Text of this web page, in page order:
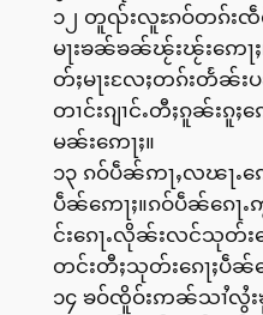
၁၂ တူၺ်းလူႊၵဝ်တၵ်းၸဵ
မႃးၶၼ်ၶၼ်ၽႂ်းၽႂ်းဢေႃ
တ်ႈမႃးလႄႈတၵ်းတႅၼ်း
တၢင်းၵျၢင်ႉတီႈၵူၼ်းၵူႈ
မၼ်းဢေႃႈ။
၁၃ ၵဝ်ပဵၼ်ဢႃႇလၽႃႉဢေ
ပဵၼ်ဢေႃႈ။ၵဝ်ပဵၼ်ၵေ
င်းၵေႃႉလိုၼ်းလင်သုတ်း
တင်းတီႈသုတ်းၵေႃႈပဵၼ်ဢ
၁၄ ၶဝ်ၸိူဝ်းဢၼ်သၢႆလွႆး